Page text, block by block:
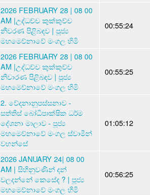
2026 FEBRUARY 28 | 08 00
AM |උද්ධච්ච කුක්කුච්ච
නීවරණ පිළිබඳව | පූජ්‍ය
මහමෙව්නාවේ මංගල හිමි
00:55:24
2026 FEBRUARY 28 | 08 00
AM |උද්ධච්ච කුක්කුච්ච
නිවාරණ පිළිබඳව | පූජ්‍ය
මහමෙව්නාවේ මංගල හිමි
00:55:25
2. වේදනානුපස්සනාව -
සත්තිස් බෝධිපාක්ෂික ධර්ම
දේශනා මාලාව - පූජ්‍ය
මහමෙව්නාවේ මංගල ස්වාමීන්
වහන්සේ
01:05:12
2026 JANUARY 24| 08 00
AM | සිහිනුවණින් දන්
වලදන්නේ කෙසේද ? | පූජ්‍ය
මහමෙව්නාවේ මංගල හිමි
00:56:25